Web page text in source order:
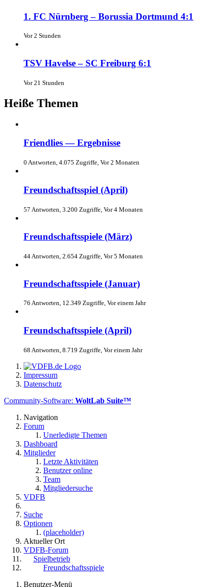
1. FC Nürnberg – Borussia Dortmund 4:1
Vor 2 Stunden
TSV Havelse – SC Freiburg 6:1
Vor 21 Stunden
Heiße Themen
Friendlies — Ergebnisse
0 Antworten, 4.075 Zugriffe, Vor 2 Monaten
Freundschaftsspiel (April)
57 Antworten, 3.200 Zugriffe, Vor 4 Monaten
Freundschaftsspiele (März)
44 Antworten, 2.654 Zugriffe, Vor 5 Monaten
Freundschaftsspiele (Januar)
76 Antworten, 12.349 Zugriffe, Vor einem Jahr
Freundschaftsspiele (April)
68 Antworten, 8.719 Zugriffe, Vor einem Jahr
Impressum
Datenschutz
Community-Software: WoltLab Suite™
Navigation
Forum
Unerledigte Themen
Dashboard
Mitglieder
Letzte Aktivitäten
Benutzer online
Team
Mitgliedersuche
VDFB
Suche
Optionen
(placeholder)
Aktueller Ort
VDFB-Forum
Spielbetrieb
Freundschaftsspiele
Benutzer-Menü